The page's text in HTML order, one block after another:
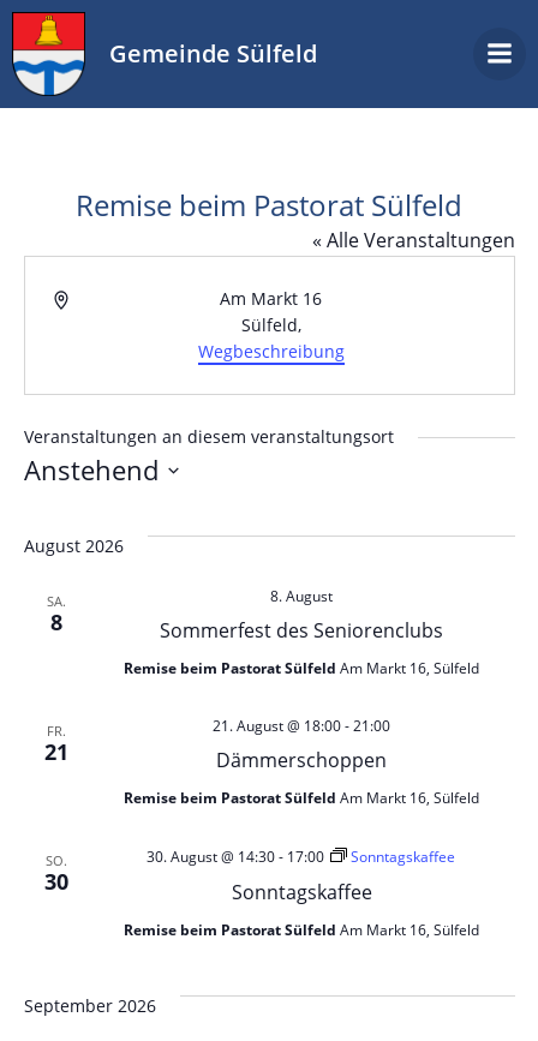
Inhalt
springen
Gemeinde Sülfeld
Remise beim Pastorat Sülfeld
« Alle Veranstaltungen
Adresse
Am Markt 16
Sülfeld,
Wegbeschreibung
Veranstaltungen an diesem veranstaltungsort
Anstehend
wählen.
August 2026
SA.
8 Sommerfest des Seniorenclubs
8. August
Remise beim Pastorat Sülfeld Am Markt 16, Sülfeld
FR.
21 Dämmerschoppen
21. August @ 18:00-21:00
Remise beim Pastorat Sülfeld Am Markt 16, Sülfeld
SO.
30 Sonntagskaffee
30. August @ 14:30- 17:00 Sonntagskaffee
Remise beim Pastorat Sülfeld Am Markt 16, Sülfeld
September 2026